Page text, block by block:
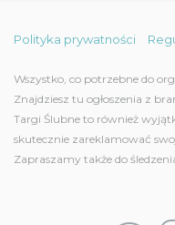
Polityka prywatności
Wszystko, co potrzebne do
Znajdziesz tu ogłoszenia z
Targi Ślubne to również
skutecznie zareklamować
Zapraszamy także do